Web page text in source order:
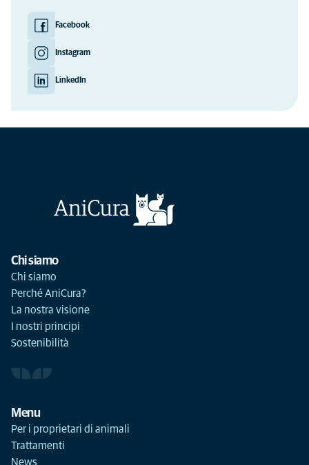
Facebook
Instagram
LinkedIn
Chi siamo
Chi siamo
Perché AniCura?
La nostra visione
I nostri principi
Sostenibilità
Menu
Per i proprietari di animali
Trattamenti
News